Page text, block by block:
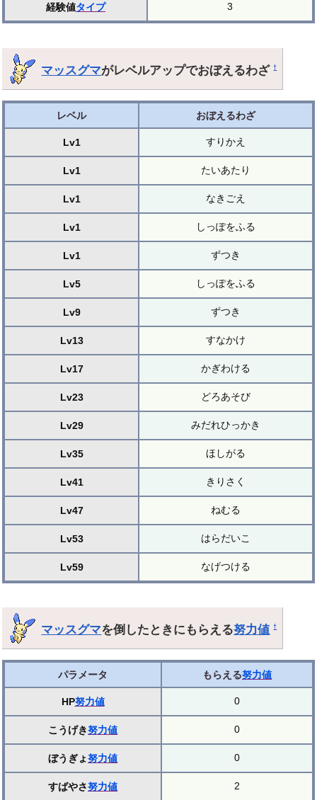
経験値タイプ 3
マッスグマがレベルアップでおぼえるわざ†
レベル おぼえるわざ
Lv1 すりかえ
Lv1 たいあたり
Lv1 なきごえ
Lv1 しっぽをふる
Lv1 ずつき
Lv5 しっぽをふる
Lv9 ずつき
Lv13 すなかけ
Lv17 かぎわける
Lv23 どろあそび
Lv29 みだれひっかき
Lv35 ほしがる
Lv41 きりさく
Lv47 ねむる
Lv53 はらだいこ
Lv59 なげつける
マッスグマを倒したときにもらえる努力値 †
パラメータ もらえる努力値
HP努力値 0
こうげき努力値 0
ぼうぎょ努力値 0
すばやさ努力値 2